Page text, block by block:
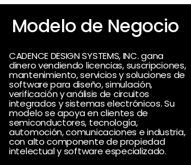
Modelo de Negocio
CADENCE DESIGN SYSTEMS, INC. gana
dinero vendiendo licencias, suscripciones,
mantenimiento, servicios y soluciones de
software para diseño, simulación,
verificación y análisis de circuitos
integrados y sistemas electrónicos. Su
modelo se apoya en clientes de
semiconductores, tecnología,
automoción, comunicaciones e industria,
con alto componente de propiedad
intelectual y software especializado.